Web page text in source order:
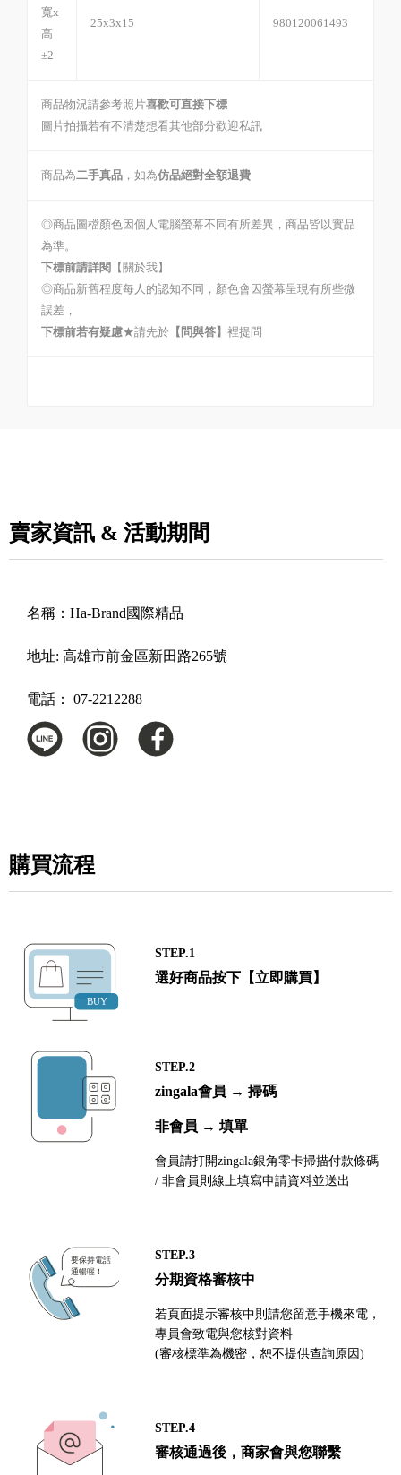
寬x
高
±2
25x3x15 980120061493
商品物況請參考照片喜歡可直接下標
圖片拍攝若有不清楚想看其他部分歡迎私訊
商品為二手真品 ，如為仿品絕對全額退費
◎商品圖檔顏色因個人電腦螢幕不同有所差異，商品皆以實品
為準。
下標前請詳閱 【關於我】
◎商品新舊程度每人的認知不同，顏色會因螢幕呈現有所些微
誤差，
下標前若有疑慮★請先於 【問與答】 裡提問
賣家資訊 & 活動期間
名稱： Ha-Brand國際精品
地址: 高雄市前金區新田路265號
電話： 07-2212288
購買流程
STEP.1
選好商品按下【立即購買】
STEP.2
zingala會員 → 掃碼
非會員 → 填單
會員請打開zingala銀角零卡掃描付款條碼
/ 非會員則線上填寫申請資料並送出
STEP.3
分期資格審核中
若頁面提示審核中則請您留意手機來電，
專員會致電與您核對資料
(審核標準為機密，恕不提供查詢原因)
STEP.4
審核通過後，商家會與您聯繫